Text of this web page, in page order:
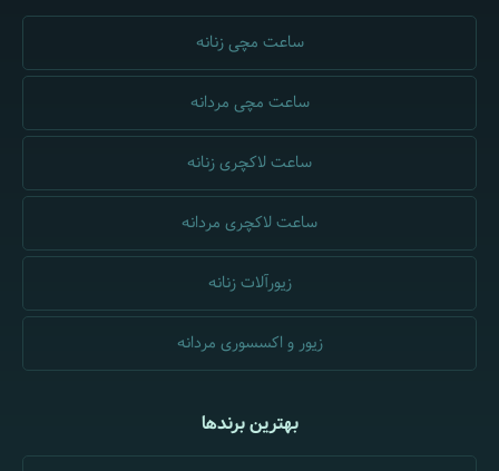
ساعت مچی زنانه
ساعت مچی مردانه
ساعت لاکچری زنانه
ساعت لاکچری مردانه
زیورآلات زنانه
زیور و اکسسوری مردانه
بهترین برندها